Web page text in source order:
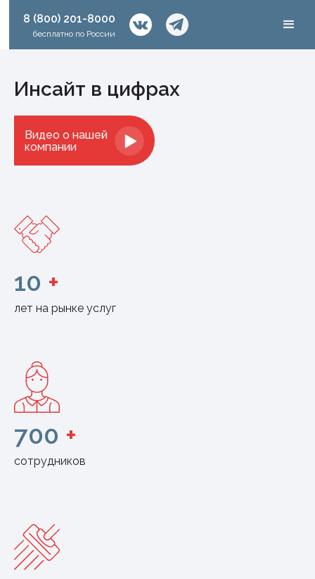
8 (800) 201-8000
бесплатно по России
Инсайт в цифрах
Видео о нашей
компании
10 +
лет на рынке услуг
700 +
сотрудников